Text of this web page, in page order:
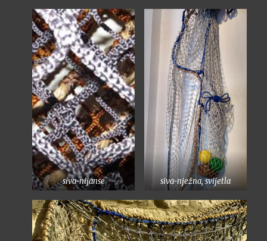
siva-nijanse siva-nježna, svijetla